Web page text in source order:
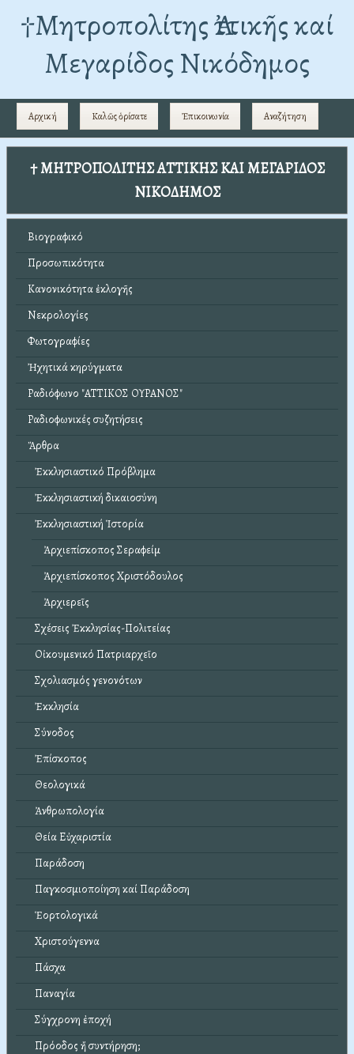
†Mητροπολίτης Ἀττικῆς καί
Μεγαρίδος Νικόδημος
Αρχική Καλῶς ὁρίσατε Ἐπικοινωνία Αναζήτηση
† ΜΗΤΡΟΠΟΛΙΤΗΣ ΑΤΤΙΚΗΣ ΚΑΙ ΜΕΓΑΡΙΔΟΣ
ΝΙΚΟΔΗΜΟΣ
Βιογραφικό
Προσωπικότητα
Κανονικότητα ἐκλογῆς
Νεκρολογίες
Φωτογραφίες
Ἠχητικά κηρύγματα
Ραδιόφωνο "ΑΤΤΙΚΟΣ ΟΥΡΑΝΟΣ"
Ραδιοφωνικές συζητήσεις
Ἄρθρα
Ἐκκλησιαστικό Πρόβλημα
Ἐκκλησιαστική δικαιοσύνη
Ἐκκλησιαστική Ἱστορία
Ἀρχιεπίσκοπος Σεραφείμ
Ἀρχιεπίσκοπος Χριστόδουλος
Ἀρχιερεῖς
Σχέσεις Ἐκκλησίας-Πολιτείας
Οἰκουμενικό Πατριαρχεῖο
Σχολιασμός γενονότων
Ἐκκλησία
Σύνοδος
Ἐπίσκοπος
Θεολογικά
Ἀνθρωπολογία
Θεία Εὐχαριστία
Παράδοση
Παγκοσμιοποίηση καί Παράδοση
Ἑορτολογικά
Χριστούγεννα
Πάσχα
Παναγία
Σύγχρονη ἐποχή
Πρόοδος ἤ συντήρηση;